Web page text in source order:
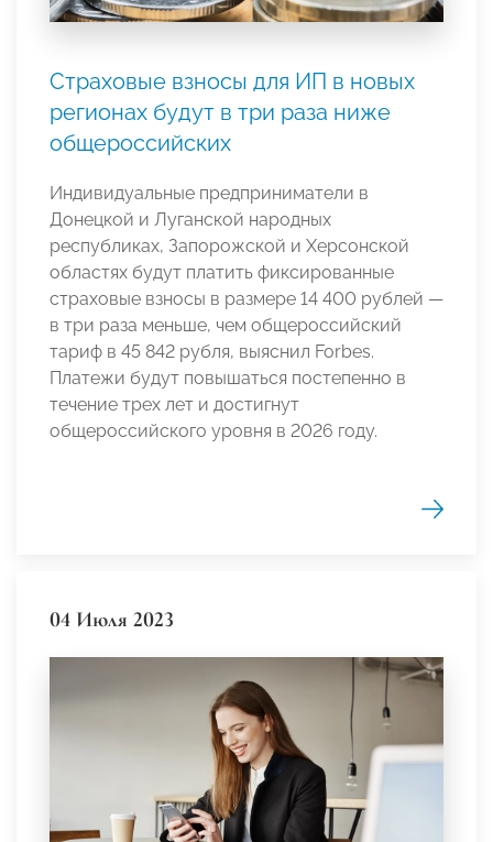
Страховые взносы для ИП в новых
регионах будут в три раза ниже
общероссийских
Индивидуальные предприниматели в
Донецкой и Луганской народных
республиках, Запорожской и Херсонской
областях будут платить фиксированные
страховые взносы в размере 14 400 рублей —
в три раза меньше, чем общероссийский
тариф в 45 842 рубля, выяснил Forbes.
Платежи будут повышаться постепенно в
течение трех лет и достигнут
общероссийского уровня в 2026 году.
04 Июля 2023